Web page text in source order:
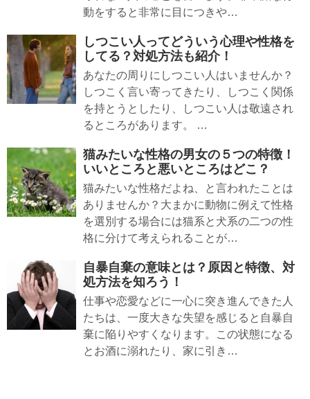
動をすると非常に目につきや…
しつこい人ってどういう心理や性格を
してる？対処方法も紹介！
あなたの周りにしつこい人はいませんか？
しつこく言い寄ってきたり、しつこく関係
を持とうとしたり、しつこい人は敬遠され
るところがあります。 …
猫みたいな性格の男女の５つの特徴！
いいところと悪いところはどこ？
猫みたいな性格だよね、と言われたことは
ありませんか？大まかに動物に例えて性格
を選別する場合には猫系と犬系の二つの性
格に分けて考えられることが…
自暴自棄の意味とは？原因と特徴、対
処方法を知ろう！
仕事や恋愛などに一心に突き進んできた人
たちは、一度大きな失望を感じると自暴自
棄に陥りやすくなります。この状態になる
とお酒に溺れたり、家に引き…